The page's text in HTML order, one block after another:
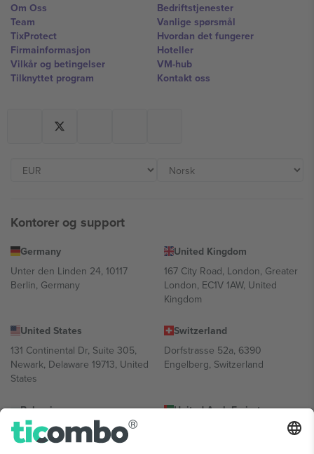
Om Oss
Team
TixProtect
Firmainformasjon
Vilkår og betingelser
Tilknyttet program
Bedriftstjenester
Vanlige spørsmål
Hvordan det fungerer
Hoteller
VM-hub
Kontakt oss
Kontorer og support
Germany
Unter den Linden 24, 10117
Berlin, Germany
United Kingdom
167 City Road, London, Greater
London, EC1V 1AW, United
Kingdom
United States
131 Continental Dr, Suite 305,
Newark, Delaware 19713, United
States
Switzerland
Dorfstrasse 52a, 6390
Engelberg, Switzerland
Bulgaria
Regus Sofia City West, bul
Totleben 53-55, 1606 Sofia,
United Arab Emirates
UAE Dubai Silicon Oasis, DDP